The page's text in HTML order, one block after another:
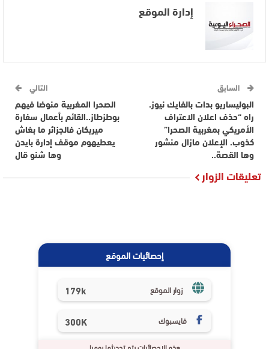
إدارة الموقع
السابق
البوليساريو بدات بالفايك نيوز.
راه “حذف اعلان الاعتراف
الأمريكي بمغربية الصحرا”
كذوب. الإعلان مازال منشور
وها القصة..
التالي
الصحرا المغربية منوضا فيهم
بوطزطاز..القائم بأعمال سفارة
ميريكان فالجزائر ما بغاش
يعطيهوم موقف إدارة بايدن
وها شنو قال
تعليقات الزوار
إحصائيات الموقع
زوار الموقع 179k
فايسبوك 300K